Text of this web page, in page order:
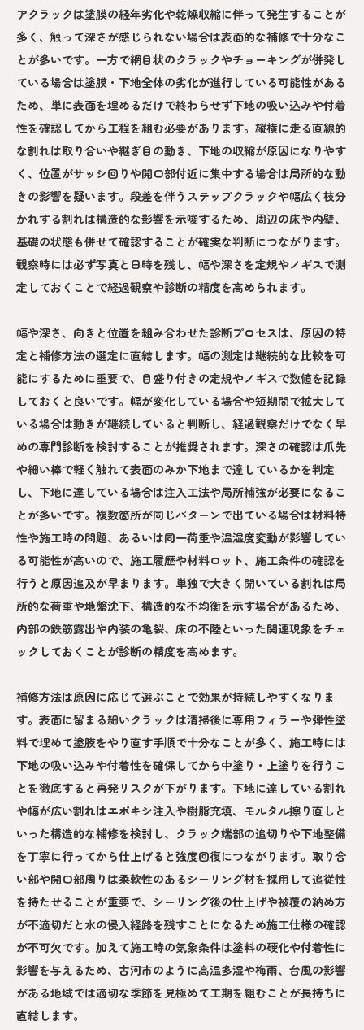
アクラックは塗膜の経年劣化や乾燥収縮に伴って発生することが
多く、触って深さが感じられない場合は表面的な補修で十分なこ
とが多いです。一方で網目状のクラックやチョーキングが併発し
ている場合は塗膜・下地全体の劣化が進行している可能性がある
ため、単に表面を埋めるだけで終わらせず下地の吸い込みや付着
性を確認してから工程を組む必要があります。縦横に走る直線的
な割れは取り合いや継ぎ目の動き、下地の収縮が原因になりやす
く、位置がサッシ回りや開口部付近に集中する場合は局所的な動
きの影響を疑います。段差を伴うステップクラックや幅広く枝分
かれする割れは構造的な影響を示唆するため、周辺の床や内壁、
基礎の状態も併せて確認することが確実な判断につながります。
観察時には必ず写真と日時を残し、幅や深さを定規やノギスで測
定しておくことで経過観察や診断の精度を高められます。
幅や深さ、向きと位置を組み合わせた診断プロセスは、原因の特
定と補修方法の選定に直結します。幅の測定は継続的な比較を可
能にするために重要で、目盛り付きの定規やノギスで数値を記録
しておくと良いです。幅が変化している場合や短期間で拡大して
いる場合は動きが継続していると判断し、経過観察だけでなく早
めの専門診断を検討することが推奨されます。深さの確認は爪先
や細い棒で軽く触れて表面のみか下地まで達しているかを判定
し、下地に達している場合は注入工法や局所補強が必要になるこ
とが多いです。複数箇所が同じパターンで出ている場合は材料特
性や施工時の問題、あるいは同一荷重や温湿度変動が影響してい
る可能性が高いので、施工履歴や材料ロット、施工条件の確認を
行うと原因追及が早まります。単独で大きく開いている割れは局
所的な荷重や地盤沈下、構造的な不均衡を示す場合があるため、
内部の鉄筋露出や内装の亀裂、床の不陸といった関連現象をチェ
ックしておくことが診断の精度を高めます。
補修方法は原因に応じて選ぶことで効果が持続しやすくなりま
す。表面に留まる細いクラックは清掃後に専用フィラーや弾性塗
料で埋めて塗膜をやり直す手順で十分なことが多く、施工時には
下地の吸い込みや付着性を確保してから中塗り・上塗りを行うこ
とを徹底すると再発リスクが下がります。下地に達している割れ
や幅が広い割れはエポキシ注入や樹脂充填、モルタル擦り直しと
いった構造的な補修を検討し、クラック端部の追切りや下地整備
を丁寧に行ってから仕上げると強度回復につながります。取り合
い部や開口部周りは柔軟性のあるシーリング材を採用して追従性
を持たせることが重要で、シーリング後の仕上げや被覆の納め方
が不適切だと水の侵入経路を残すことになるため施工仕様の確認
が不可欠です。加えて施工時の気象条件は塗料の硬化や付着性に
影響を与えるため、古河市のように高温多湿や梅雨、台風の影響
がある地域では適切な季節を見極めて工期を組むことが長持ちに
直結します。